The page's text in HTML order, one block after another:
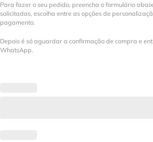
Para fazer o seu pedido, preencha o formulário
solicitadas, escolha entre as opções de
pagamento.
Depois é só aguardar a confirmação de compra e
WhatsApp.